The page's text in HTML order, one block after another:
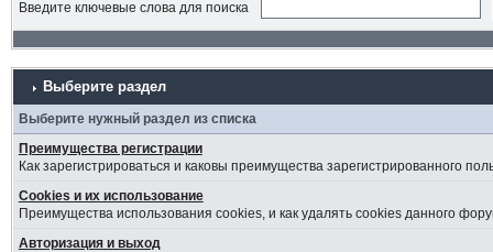
Введите ключевые слова для поиска
Выберите раздел
Выберите нужный раздел из списка
Преимущества регистрации
Как зарегистрироваться и каковы преимущества зарегистрированного
Cookies и их использование
Преимущества использования cookies, и как удалять cookies данного
Авторизация и выход